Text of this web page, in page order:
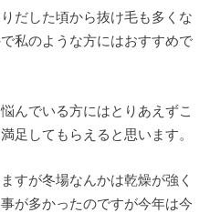
だした頃から抜け毛も多くな
私のような方にはおすすめで
んでいる方にはとりあえずこ
足してもらえると思います。
すが冬場なんかは乾燥が強く
が多かったのですが今年は今